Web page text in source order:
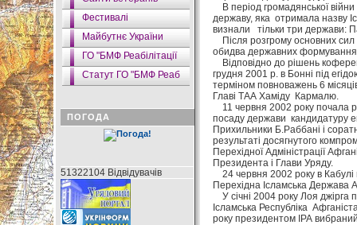
Фестивалі
Майбутнє України
ГО "БМФ Реабілітації
Статут ГО "БМФ Реаб
ПОГОДА
51322104 Відвідувачів
В період громадянської
державу, яка отримала назву
визнали тільки три держави:
Після розгрому основних сил
обидва державних формування,
Відповідно до рішень
грудня 2001 р. в Бонні під
терміном повноважень 6
Главі ТАА Хаміду Кармалю.
11 червня 2002 року почала
посаду держави кандидатуру
Прихильники Б.Раббані і
результаті досягнутого
Перехідної Адміністрації
Президента і Глави Уряду.
24 червня 2002 року в
Перехідна Ісламська Держава
У січні 2004 року Лоя джірга
Ісламська Республіка
року президентом ІРА